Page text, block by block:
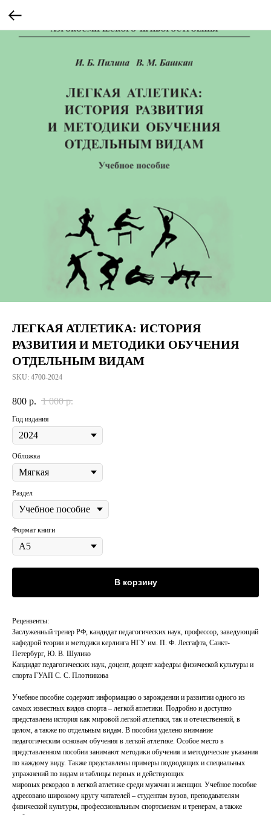
ЛЕГКАЯ АТЛЕТИКА: ИСТОРИЯ
РАЗВИТИЯ И МЕТОДИКИ ОБУЧЕНИЯ
ОТДЕЛЬНЫМ ВИДАМ
SKU: 4700-2024
800 р. 1 000 р.
Год издания
Обложка
Раздел
Формат книги
В корзину
Рецензенты:
Заслуженный тренер РФ, кандидат педагогических наук, профессор, заведующий
кафедрой теории и методики керлинга НГУ им. П. Ф. Лесгафта, Санкт-
Петербург, Ю. В. Шулико
Кандидат педагогических наук, доцент, доцент кафедры физической культуры и
спорта ГУАП С. С. Плотникова
Учебное пособие содержит информацию о зарождении и развитии одного из
самых известных видов спорта – легкой атлетики. Подробно и доступно
представлена история как мировой легкой атлетики, так и отечественной, в
целом, а также по отдельным видам. В пособии уделено внимание
педагогическим основам обучения в легкой атлетике. Особое место в
представленном пособии занимают методики обучения и методические указания
по каждому виду. Также представлены примеры подводящих и специальных
упражнений по видам и таблицы первых и действующих
мировых рекордов в легкой атлетике среди мужчин и женщин. Учебное пособие
адресовано широкому кругу читателей – студентам вузов, преподавателям
физической культуры, профессиональным спортсменам и тренерам, а также